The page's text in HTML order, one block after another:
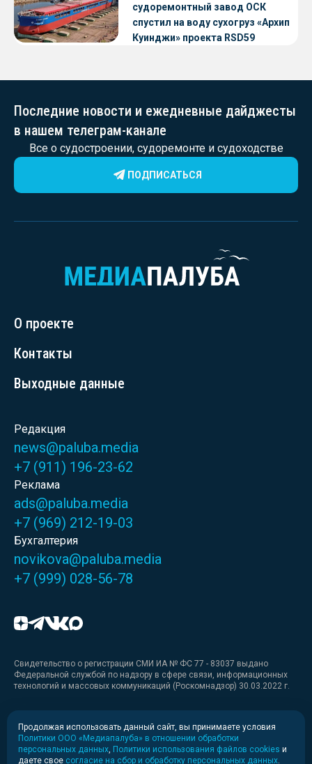
судоремонтный завод ОСК
спустил на воду сухогруз «Архип
Куинджи» проекта RSD59
Последние новости и ежедневные дайджесты
в нашем телеграм-канале
Все о судостроении, судоремонте и судоходстве
ПОДПИСАТЬСЯ
О проекте
Контакты
Выходные данные
Редакция
news@paluba.media
+7 (911) 196-23-62
Реклама
ads@paluba.media
+7 (969) 212-19-03
Бухгалтерия
novikova@paluba.media
+7 (999) 028-56-78
Свидетельство о регистрации СМИ ИА № ФС 77 - 83037 выдано
Федеральной службой по надзору в сфере связи, информационных
технологий и массовых коммуникаций (Роскомнадзор) 30.03.2022 г.
Медиакит
Медиакит для печати
Продолжая использовать данный сайт, вы принимаете условия
Политики ООО «Медиапалуба» в отношении обработки
персональных данных Политики использования файлов cookies и
даете свое согласие на сбор и обработку персональных данных